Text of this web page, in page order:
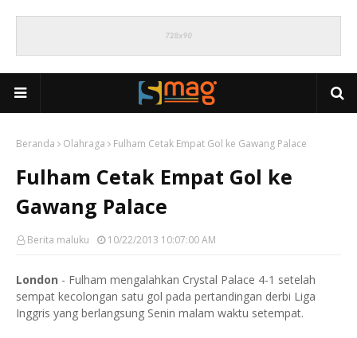
Beranda Olahraga Fulham Cetak Empat Gol ke Gawang Palace
Fulham Cetak Empat Gol ke
Gawang Palace
Berita maluku 10/22/2013 10:07:00 AM
London - Fulham mengalahkan Crystal Palace 4-1 setelah
sempat kecolongan satu gol pada pertandingan derbi Liga
Inggris yang berlangsung Senin malam waktu setempat.